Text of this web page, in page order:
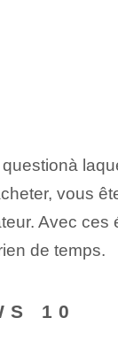
vous
Avec ces
de temps.
10